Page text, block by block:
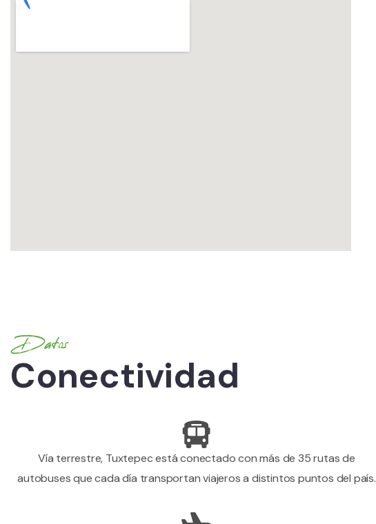
Datos
Conectividad
Vía terrestre, Tuxtepec está conectado con más de 35 rutas de
autobuses que cada día transportan viajeros a distintos puntos del país.